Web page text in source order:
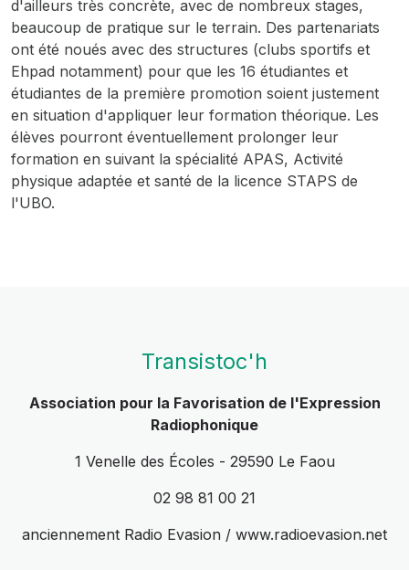
d'ailleurs très concrète, avec de nombreux stages,
beaucoup de pratique sur le terrain. Des partenariats
ont été noués avec des structures (clubs sportifs et
Ehpad notamment) pour que les 16 étudiantes et
étudiantes de la première promotion soient justement
en situation d'appliquer leur formation théorique. Les
élèves pourront éventuellement prolonger leur
formation en suivant la spécialité APAS, Activité
physique adaptée et santé de la licence STAPS de
l'UBO.
Transistoc'h
Association pour la Favorisation de l'Expression
Radiophonique
1 Venelle des Écoles - 29590 Le Faou
02 98 81 00 21
anciennement Radio Evasion / www.radioevasion.net